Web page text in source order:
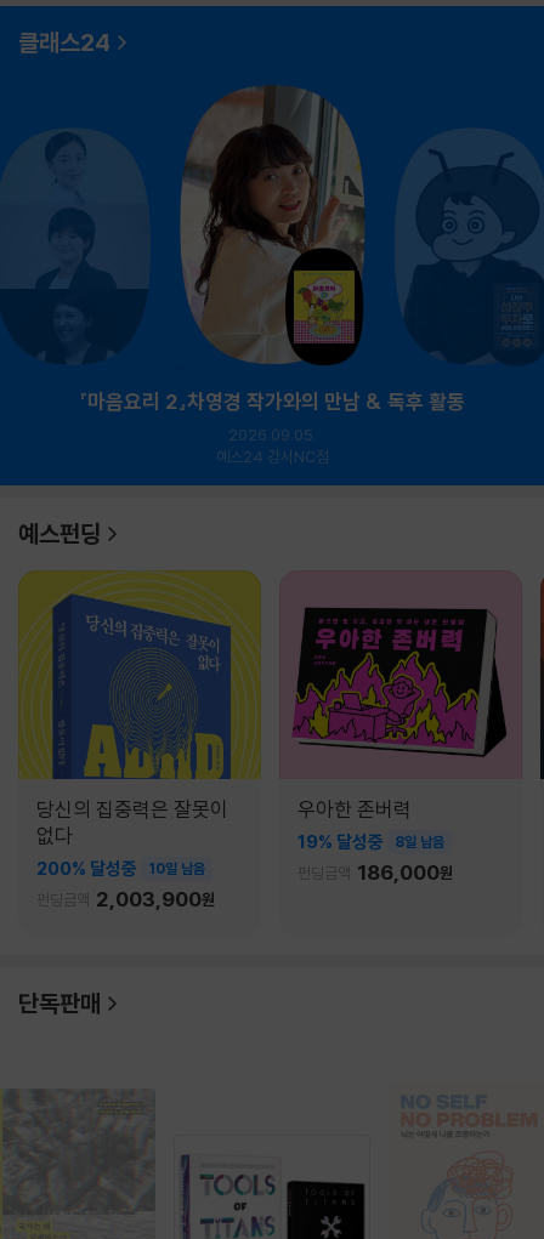
클래스24
『마음요리 2』차영경 작가와의 만남 & 독후 활동
2026.09.05.
예스24 강서NC점
예스펀딩
당신의 집중력은 잘못이
없다
200% 달성중 10일 남음
펀딩금액 2,003,900원
우아한 존버력
19% 달성중 8일 남음
펀딩금액 186,000원
단독판매